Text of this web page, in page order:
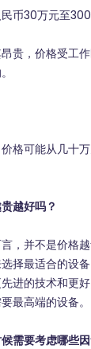
30万元至300
，价格受工作
可能从几十万
越好吗？
并不是价格越
择最适合的设
进的技术和更
最高端的设备。
需要考虑哪些因